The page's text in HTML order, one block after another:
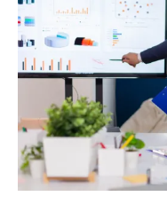
la
Inteligencia
Artificial
en
Modelos
de
Gestion